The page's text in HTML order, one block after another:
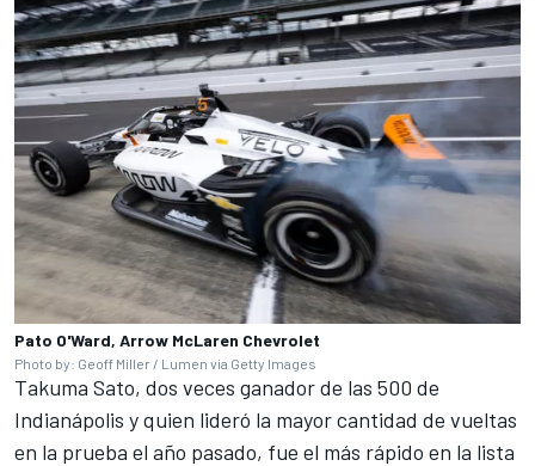
Pato O'Ward, Arrow McLaren Chevrolet
Photo by: Geoff Miller / Lumen via Getty Images
Takuma Sato, dos veces ganador de las 500 de
Indianápolis y quien lideró la mayor cantidad de vueltas
en la prueba el año pasado, fue el más rápido en la lista